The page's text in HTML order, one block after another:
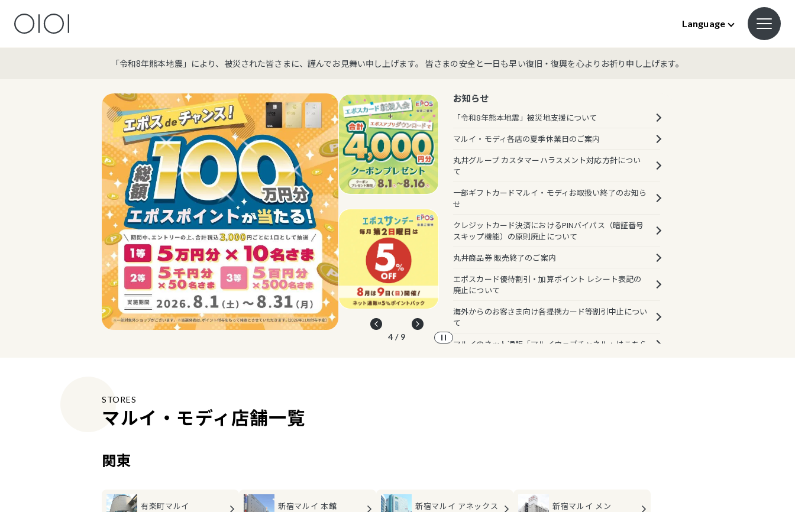
Language
「令和8年熊本地震」により、被災された皆さまに、謹んでお見舞い申し上げます。 皆さまの安全と一日も早い復旧・復興を心よりお祈り申し上げます。
4 / 9
お知らせ
「令和8年熊本地震」被災地支援について
マルイ・モディ各店の夏季休業日のご案内
丸井グループ カスタマーハラスメント対応方針につい
て
一部ギフトカードマルイ・モディお取扱い終了のお知ら
せ
クレジットカード決済におけるPINバイパス（暗証番号
スキップ機能）の原則廃止について
丸井商品券 販売終了のご案内
エポスカード優待割引・加算ポイント レシート表記の
廃止について
海外からのお客さま向け各提携カード等割引中止につい
て
マルイのネット通販「マルイウェブチャネル」はこちら
STORES
マルイ・モディ店舗一覧
関東
有楽町マルイ 新宿マルイ 本館 新宿マルイ アネックス 新宿マルイ メン